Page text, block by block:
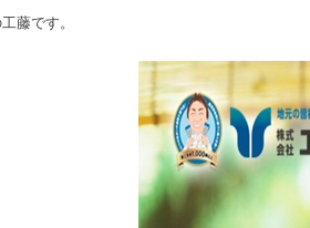
藤です。